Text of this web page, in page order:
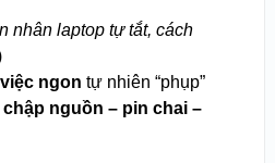
nhân laptop tự tắt, cách
ngon tự nhiên “phụp”
chập nguồn – pin chai –